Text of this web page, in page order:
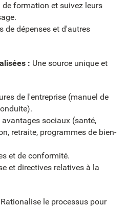
de formation et suivez leurs
de dépenses et d'autres
: Une source unique et
de l'entreprise (manuel de
sociaux (santé,
retraite, programmes de bien-
et de conformité.
et directives relatives à la
Rationalise le processus pour